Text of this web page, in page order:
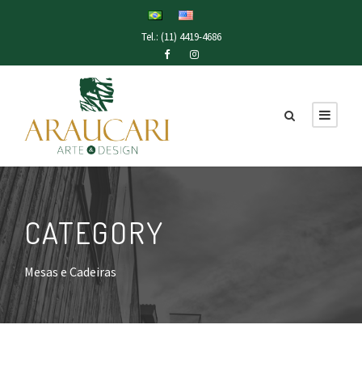
Tel.: (11) 4419-4686
CATEGORY
Mesas e Cadeiras